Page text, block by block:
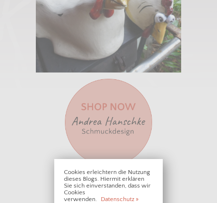
• • • PARTNER • • •
Cookies erleichtern die Nutzung
dieses Blogs. Hiermit erklären
Sie sich einverstanden, dass wir
Cookies
verwenden.
Datenschutz »